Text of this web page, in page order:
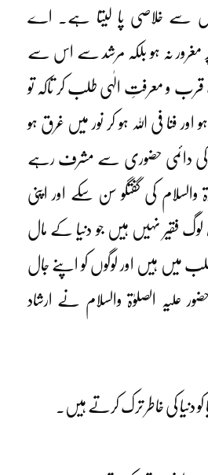
سے خلاصی پا لیتا ہے۔ اے
مغرور نہ ہو بلکہ مرشد سے اس سے
و معرفتِ الٰہی طلب کر تاکہ تو
اور فنا فی اللہ ہو کر نور میں غرق ہو
کی دائمی حضوری سے مشرف رہے
والسلام کی گفتگو سن سکے اور اپنی
فقیر نہیں ہیں جو دنیا کے مال
میں ہیں اور لوگوں کو اپنے جال
علیہ الصلوٰۃ والسلام نے ارشاد
دنیا کی خاطر ترک کرتے ہیں۔